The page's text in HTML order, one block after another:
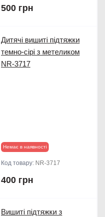
500 грн
Дитячі вишиті підтяжки
темно-сірі з метеликом
NR-3717
Немає в наявності
Код товару: NR-3717
400 грн
Вишиті підтяжки з